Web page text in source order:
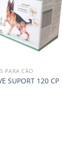
PARA CÃO
SUPORT 120 CP